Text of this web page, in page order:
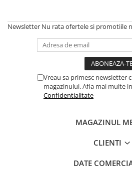
Newsletter Nu rata ofertele si promotiile
Vreau sa primesc newsletter
magazinului. Afla mai multe in
Confidentialitate
MAGAZINUL
CLIENTI
DATE